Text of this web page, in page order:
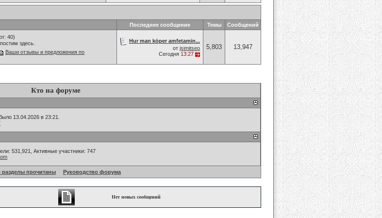
Последнее сообщение Темы Сообщений
40)
здесь.
Ваши отзывы и предложения по
Hur man köper amfetamin...
от jsimitseo
Сегодня 13:27
5,803 13,947
Кто на форуме
13.04.2026 в 23:21.
531,921, Активные участники: 747
разделы прочитаны Руководство форума
Нет новых сообщений